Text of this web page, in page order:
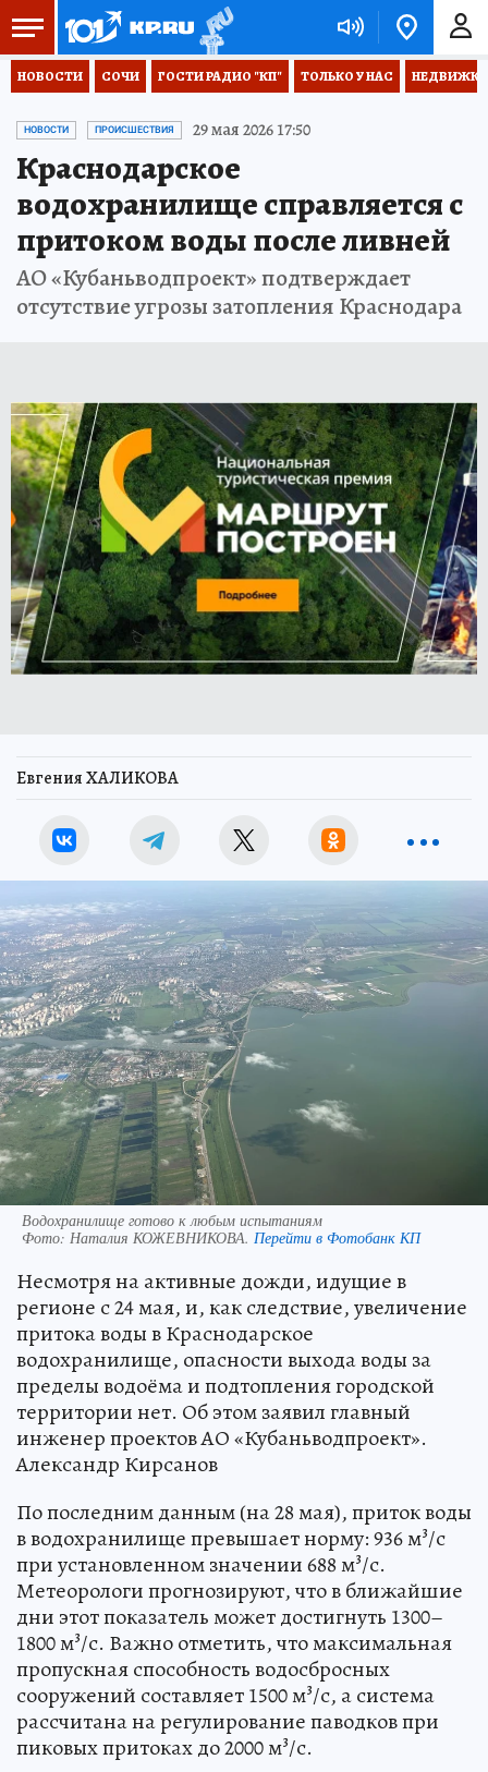
НОВОСТИ СОЧИ ГОСТИ РАДИО "КП" ТОЛЬКО У НАС НЕДВИЖКА
НОВОСТИ ПРОИСШЕСТВИЯ 29 мая 2026 17:50
Краснодарское
водохранилище справляется с
притоком воды после ливней
АО «Кубаньводпроект» подтверждает
отсутствие угрозы затопления Краснодара
Евгения ХАЛИКОВА
Водохранилище готово к любым испытаниям
Фото: Наталия КОЖЕВНИКОВА. Перейти в Фотобанк КП
Несмотря на активные дожди, идущие в
регионе с 24 мая, и, как следствие, увеличение
притока воды в Краснодарское
водохранилище, опасности выхода воды за
пределы водоёма и подтопления городской
территории нет. Об этом заявил главный
инженер проектов АО «Кубаньводпроект».
Александр Кирсанов
По последним данным (на 28 мая), приток воды
в водохранилище превышает норму: 936 м³/с
при установленном значении 688 м³/с.
Метеорологи прогнозируют, что в ближайшие
дни этот показатель может достигнуть 1300–
1800 м³/с. Важно отметить, что максимальная
пропускная способность водосбросных
сооружений составляет 1500 м³/с, а система
рассчитана на регулирование паводков при
пиковых притоках до 2000 м³/с.